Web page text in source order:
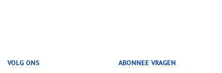
VOLG ONS ABONNEE VRAGEN